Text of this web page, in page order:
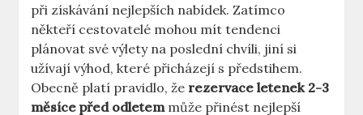
při získávání nejlepších nabídek. Zatímco
někteří cestovatelé mohou mít tendenci
plánovat své výlety na poslední chvíli, jiní si
užívají výhod, které přicházejí s předstihem.
Obecně platí pravidlo, že rezervace letenek 2-3
měsíce před odletemmůže přinést nejlepší